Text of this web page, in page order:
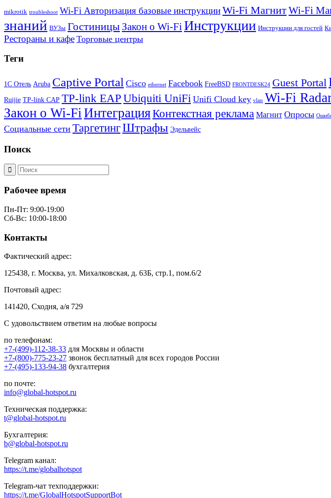
mikrotik troubleshoot Wi-Fi Авторизация базовые инструкцииWi-Fi МагнитWi-Fi
знаний ВУЗы Гостиницы Закон о Wi-Fi Инструкции Инструкции для гостей
Рестораны и кафе Торговые центры
Теги
1С Отель Aruba Captive Portal Cisco ethernet Facebook FreeBSD FRONTDESK24 Guest Portal
Ruijie TP-link CAP TP-link EAP Ubiquiti UniFi Unifi Cloud key vlan Wi-Fi
Закон о Wi-FiИнтеграцияКонтекстная реклама Магнит Опросы
Социальные сети ТаргетингШтрафы Эдельвейс
Поиск
Рабочее время
Пн-Пт: 9:00-19:00
Сб-Вс: 10:00-18:00
Контакты
Фактический адрес:
125438, г. Москва, ул. Михалковская, д. 63Б, стр.1, пом.6/2
Почтовый адрес:
141420, Сходня, а/я 729
С удовольствием ответим на любые вопросы
по телефонам:
+7-(499)-112-38-33 для Москвы и области
+7-(800)-775-23-27 звонок бесплатный для всех городов России
+7-(495)-133-94-38 бухгалтерия
по почте:
info@global-hotspot.ru
Техническая поддержка:
t@global-hotspot.ru
Бухгалтерия:
b@global-hotspot.ru
Telegram канал:
https://t.me/globalhotspot
Telegram-чат техподдержки:
https://t.me/GlobalHotspotSupportBot